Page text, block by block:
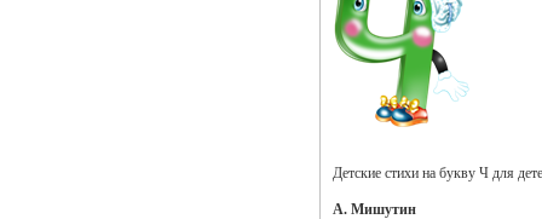
Детские стихи на букву Ч для
А. Мишутин